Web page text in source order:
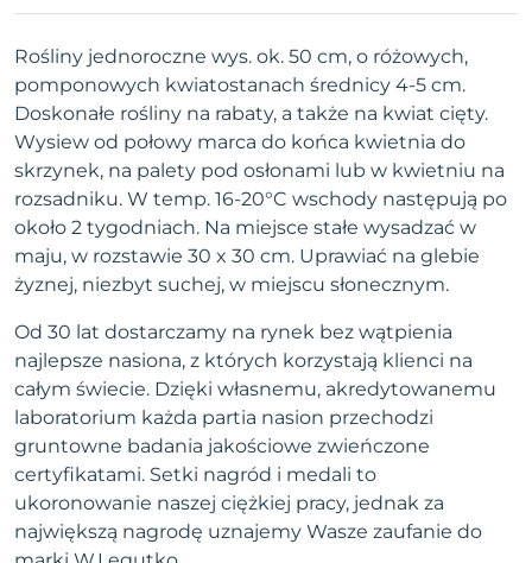
Rośliny jednoroczne wys. ok. 50 cm, o różowych,
pomponowych kwiatostanach średnicy 4-5 cm.
Doskonałe rośliny na rabaty, a także na kwiat cięty.
Wysiew od połowy marca do końca kwietnia do
skrzynek, na palety pod osłonami lub w kwietniu na
rozsadniku. W temp. 16-20°C wschody następują po
około 2 tygodniach. Na miejsce stałe wysadzać w
maju, w rozstawie 30 x 30 cm. Uprawiać na glebie
żyznej, niezbyt suchej, w miejscu słonecznym.
Od 30 lat dostarczamy na rynek bez wątpienia
najlepsze nasiona, z których korzystają klienci na
całym świecie. Dzięki własnemu, akredytowanemu
laboratorium każda partia nasion przechodzi
gruntowne badania jakościowe zwieńczone
certyfikatami. Setki nagród i medali to
ukoronowanie naszej ciężkiej pracy, jednak za
największą nagrodę uznajemy Wasze zaufanie do